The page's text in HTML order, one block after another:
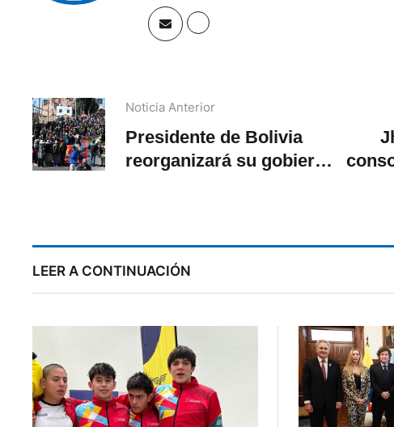
Noticia Anterior
Presidente de Bolivia
reorganizará su gobierno
LEER A CONTINUACIÓN